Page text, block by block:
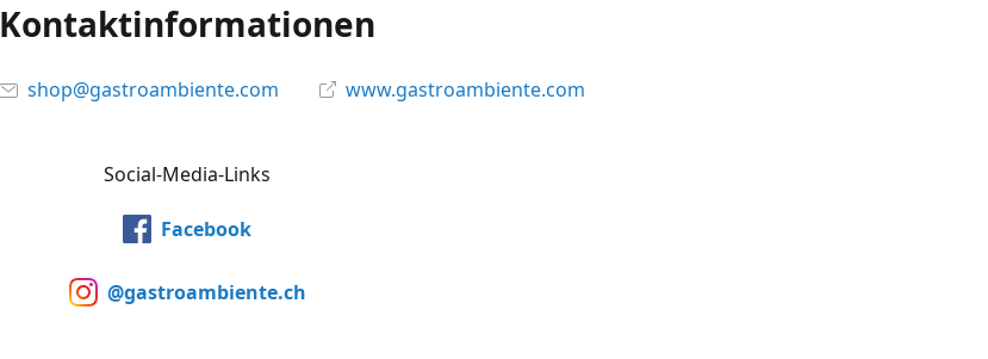
Kontaktinformationen
shop@gastroambiente.com www.gastroambiente.com
Social-Media-Links
Facebook
@gastroambiente.ch